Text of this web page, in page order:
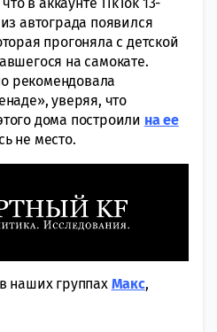
автограда появился
прогоняла с детской
на самокате.
рекомендовала
уверяя, что
дома построили на ее
не место.
наших группах Макс,